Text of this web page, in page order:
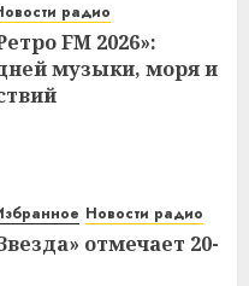
радио
FM 2026»:
музыки, моря и
Новости радио
отмечает 20-